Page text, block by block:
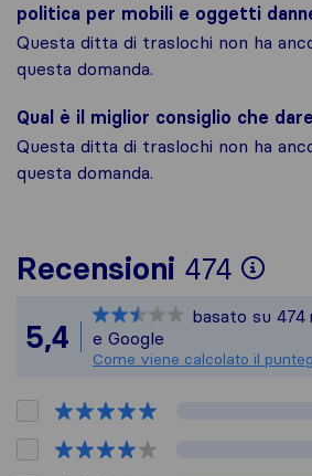
politica per mobili e oggetti
Questa ditta di traslochi non ha
questa domanda.
Qual è il miglior consiglio che
Questa ditta di traslochi non ha
questa domanda.
Recensioni 474
5,4
basato su 474
e Google
Come viene calcolato il